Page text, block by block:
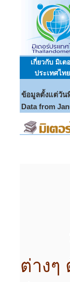
เกี่ยวกับ มิเต
ประเทศไทย
ข้อมูลตั้งแต่วัน
Data from
เกี่ยวกับ มิเตอร์
ประเทศไทย
ข้อมูลตั้งแต่วั
Data from
มิเต
ต่างๆ